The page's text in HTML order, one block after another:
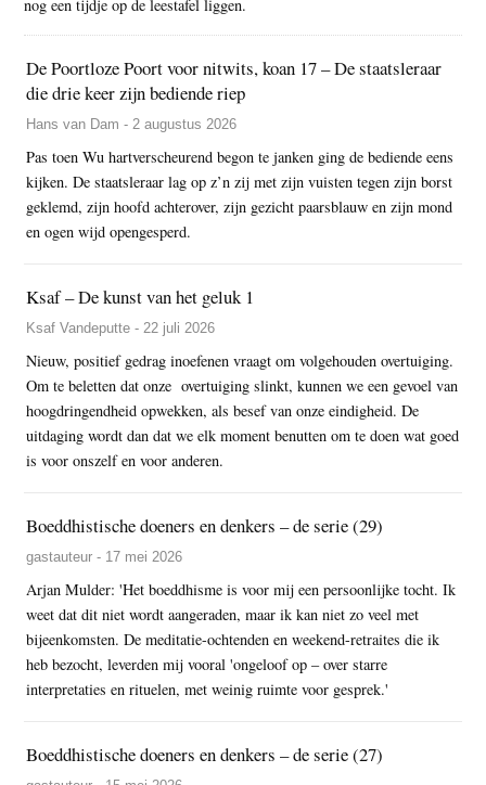
nog een tijdje op de leestafel liggen.
De Poortloze Poort voor nitwits, koan 17 – De staatsleraar
die drie keer zijn bediende riep
Hans van Dam - 2 augustus 2026
Pas toen Wu hartverscheurend begon te janken ging de bediende eens
kijken. De staatsleraar lag op z’n zij met zijn vuisten tegen zijn borst
geklemd, zijn hoofd achterover, zijn gezicht paarsblauw en zijn mond
en ogen wijd opengesperd.
Ksaf – De kunst van het geluk 1
Ksaf Vandeputte - 22 juli 2026
Nieuw, positief gedrag inoefenen vraagt om volgehouden overtuiging.
Om te beletten dat onze overtuiging slinkt, kunnen we een gevoel van
hoogdringendheid opwekken, als besef van onze eindigheid. De
uitdaging wordt dan dat we elk moment benutten om te doen wat goed
is voor onszelf en voor anderen.
Boeddhistische doeners en denkers – de serie (29)
gastauteur - 17 mei 2026
Arjan Mulder: 'Het boeddhisme is voor mij een persoonlijke tocht. Ik
weet dat dit niet wordt aangeraden, maar ik kan niet zo veel met
bijeenkomsten. De meditatie-ochtenden en weekend-retraites die ik
heb bezocht, leverden mij vooral 'ongeloof op – over starre
interpretaties en rituelen, met weinig ruimte voor gesprek.'
Boeddhistische doeners en denkers – de serie (27)